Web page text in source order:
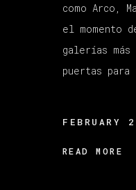
como Arco,
el momento
galerías más
puertas
FEBRUARY
READ MORE